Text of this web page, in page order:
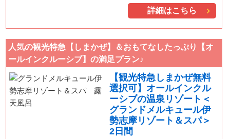
詳細はこちら
人気の観光特急【しまかぜ】＆おもてなしたっぷり【オ
ールインクルーシブ】の満足プラン♪
【観光特急しまかぜ無料
選択可】オールインクル
ーシブの温泉リゾート＜
グランドメルキュール伊
勢志摩リゾート＆スパ＞
2日間